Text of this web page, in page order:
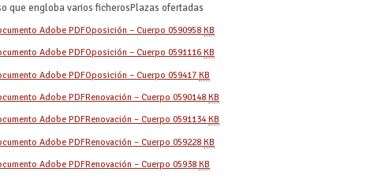
Plazas ofertadas
Oposición – Cuerpo 0590958KB
Oposición – Cuerpo 0591116KB
Oposición – Cuerpo 059417KB
Renovación – Cuerpo 0590148KB
Renovación – Cuerpo 0591134KB
Renovación – Cuerpo 059228KB
Renovación – Cuerpo 05938KB